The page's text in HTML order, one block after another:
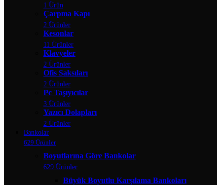
1 Ürün
Çarpma Kapı
2 Ürünler
Kesonlar
11 Ürünler
Klavyeler
2 Ürünler
Ofis Saksıları
2 Ürünler
Pc Taşıyıcılar
3 Ürünler
Yazıcı Dolapları
2 Ürünler
Bankolar
629 Ürünler
Boyutlarına Göre Bankolar
629 Ürünler
Büyük Boyutlu Karşılama Bankoları